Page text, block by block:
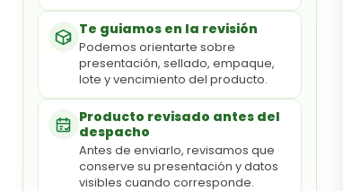
Te guiamos en la revisión
Podemos orientarte sobre
presentación, sellado, empaque,
lote y vencimiento del producto.
Producto revisado antes del
despacho
Antes de enviarlo, revisamos que
conserve su presentación y datos
visibles cuando corresponde.